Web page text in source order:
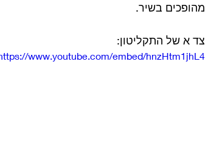
מהופכים בשיר.
צד א של התקליטון:
www.youtube.com/embed/hnzHtm1jhL4